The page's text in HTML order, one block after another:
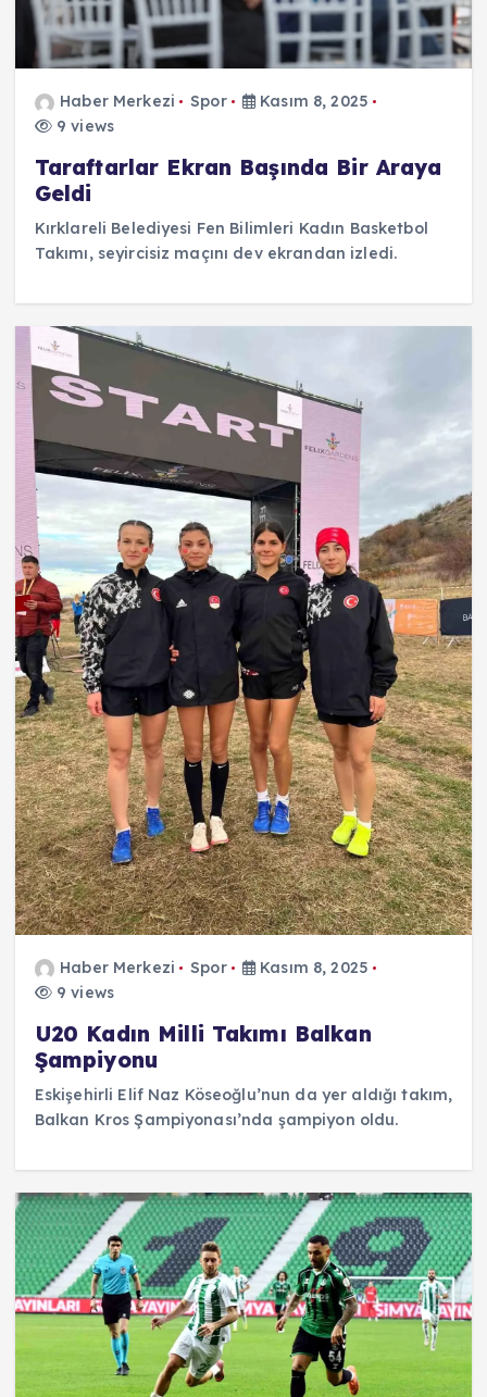
Haber Merkezi Spor
Kasım 8, 2025
9 views
Taraftarlar Ekran Başında Bir Araya
Geldi
Kırklareli Belediyesi Fen Bilimleri Kadın Basketbol
Takımı, seyircisiz maçını dev ekrandan izledi.
Haber Merkezi Spor
Kasım 8, 2025
9 views
U20 Kadın Milli Takımı Balkan
Şampiyonu
Eskişehirli Elif Naz Köseoğlu’nun da yer aldığı takım,
Balkan Kros Şampiyonası’nda şampiyon oldu.